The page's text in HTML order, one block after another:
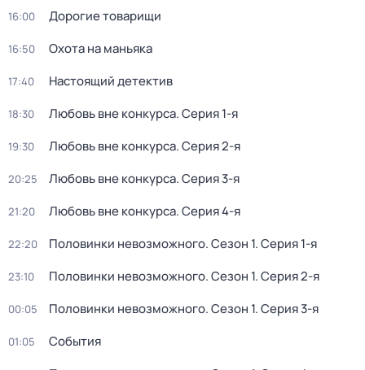
16:00 Дорогие товарищи
16:50 Охота на маньяка
17:40 Настоящий детектив
18:30 Любовь вне конкурса. Серия 1-я
19:30 Любовь вне конкурса. Серия 2-я
20:25 Любовь вне конкурса. Серия 3-я
21:20 Любовь вне конкурса. Серия 4-я
22:20 Половинки невозможного. Сезон 1. Серия 1-я
23:10 Половинки невозможного. Сезон 1. Серия 2-я
00:05 Половинки невозможного. Сезон 1. Серия 3-я
01:05 События